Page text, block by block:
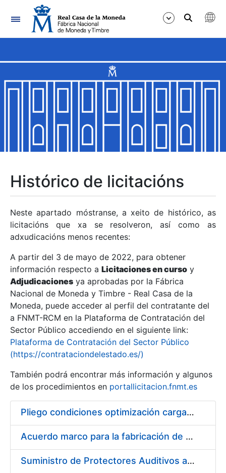
Navegación
Mostrar/Ocultar
Mostrar/Ocultar
Mostrar/Ocultar
Mostrar/Ocultar
Mostrar/Ocultar
Mostrar/Ocultar
Mostrar/Ocultar
Histórico de licitacións
Neste apartado móstranse, a xeito de histórico, as
licitacións que xa se resolveron, así como as
adxudicacións menos recentes:
A partir del 3 de mayo de 2022, para obtener
información respecto a Licitaciones en curso y
Adjudicaciones ya aprobadas por la Fábrica
Nacional de Moneda y Timbre - Real Casa de la
Moneda, puede acceder al perfil del contratante del
a FNMT-RCM en la Plataforma de Contratación del
Sector Público accediendo en el siguiente link:
Plataforma de Contratación del Sector Público
(https://contrataciondelestado.es/)
También podrá encontrar más información y algunos
de los procedimientos en portallicitacion.fnmt.es
Pliego condiciones optimización cargas compras firmado
Acuerdo marco para la fabricación de piezas
Suministro de Protectores Auditivos a medida para las personas trabajadoras de los Centros de Trabajo de Madrid y Burgos